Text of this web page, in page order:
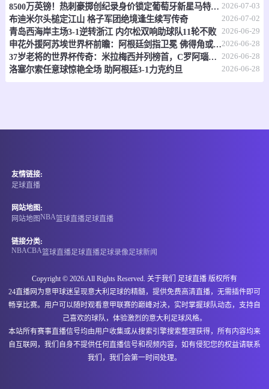
黄金海岸骑士 0 - 0 昆士兰狮队
情报
澳亚U23 07-07 17:30 即将开始
缅甸U20
-
情报
澳足总 07-07 17:45 即将开始
北鹰阳光 0 - 0 普雷斯顿莱恩
8500万英镑！热刺豪掷创纪录身价锁定葡萄牙新星马特乌斯 2026-07-03
布迪米尔头槌定江山 格子军团绝境逢生续写传奇 2026-07-02
青岛西海岸主场3-1逆转浙江 内尔松双响助球队11轮不败 2026-06-29
申花外援阿苏埃世界杯前瞻：阿根廷剑指卫冕 佛得角或成黑马2026-06-28
37岁老将的世界杯传奇：米拉梅西并列榜首，C罗阿瑙紧随其后 2026-06-28
洛塞尔索任意球惊艳全场 助阿根廷3-1力克约旦 2026-06-28
友情链接:
足球直播
网站地图:
网站地图NBA篮球直播足球直播
链接分类:
NBACBA篮球直播足球直播足球录像 足球新闻
Copyright © 2026.All Rights Reserved. 关于我们 足球直播 版权所有
24直播网为意甲球迷呈现意大利足球的精髓，提供免费高清直播，无需插件即可
畅享比赛。用户可以随时观看意甲联赛的巅峰对决，实时掌握球队动态，支持自
己喜欢的球队，体验激烈的意大利足球风格。
本站所有赛事直播信号均由用户收集或从搜索引擎搜索整理获得，所有内容均来
自互联网，我们自身不提供任何直播信号和视频内容，如有侵犯您的权益请联系
我们，我们会第一时间处理。